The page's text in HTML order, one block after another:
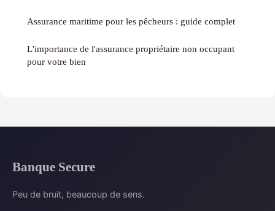
Assurance maritime pour les pêcheurs : guide complet
L'importance de l'assurance propriétaire non occupant
pour votre bien
Banque Secure
Peu de bruit, beaucoup de sens.